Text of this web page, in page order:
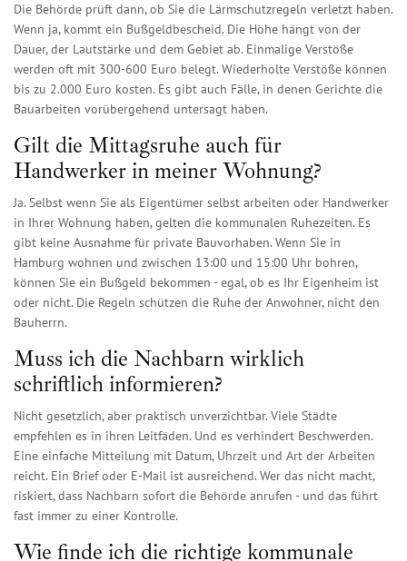
Die Behörde prüft dann, ob Sie die Lärmschutzregeln verletzt haben.
Wenn ja, kommt ein Bußgeldbescheid. Die Höhe hängt von der
Dauer, der Lautstärke und dem Gebiet ab. Einmalige Verstöße
werden oft mit 300-600 Euro belegt. Wiederholte Verstöße können
bis zu 2.000 Euro kosten. Es gibt auch Fälle, in denen Gerichte die
Bauarbeiten vorübergehend untersagt haben.
Gilt die Mittagsruhe auch für
Handwerker in meiner Wohnung?
Ja. Selbst wenn Sie als Eigentümer selbst arbeiten oder Handwerker
in Ihrer Wohnung haben, gelten die kommunalen Ruhezeiten. Es
gibt keine Ausnahme für private Bauvorhaben. Wenn Sie in
Hamburg wohnen und zwischen 13:00 und 15:00 Uhr bohren,
können Sie ein Bußgeld bekommen - egal, ob es Ihr Eigenheim ist
oder nicht. Die Regeln schützen die Ruhe der Anwohner, nicht den
Bauherrn.
Muss ich die Nachbarn wirklich
schriftlich informieren?
Nicht gesetzlich, aber praktisch unverzichtbar. Viele Städte
empfehlen es in ihren Leitfäden. Und es verhindert Beschwerden.
Eine einfache Mitteilung mit Datum, Uhrzeit und Art der Arbeiten
reicht. Ein Brief oder E-Mail ist ausreichend. Wer das nicht macht,
riskiert, dass Nachbarn sofort die Behörde anrufen - und das führt
fast immer zu einer Kontrolle.
Wie finde ich die richtige kommunale